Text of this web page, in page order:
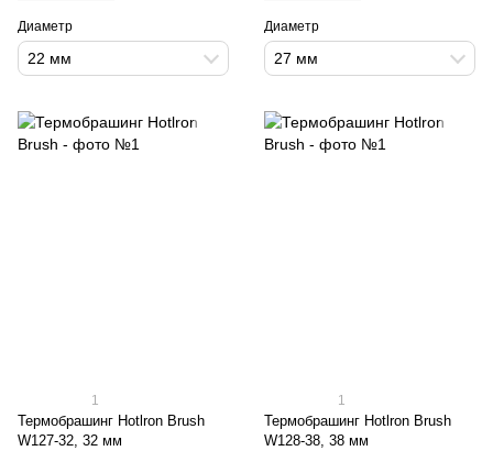
Диаметр
22 мм
Диаметр
27 мм
1
Термобрашинг Hotlron Brush
W127-32, 32 мм
1
Термобрашинг Hotlron Brush
W128-38, 38 мм